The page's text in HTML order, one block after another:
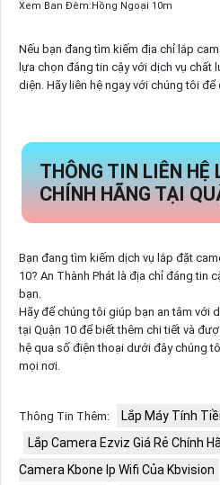
Xem Ban Đêm:Hồng Ngoại 10m
Nếu bạn đang tìm kiếm địa chỉ lắp
lựa chọn đáng tin cậy với dịch vụ chất
diện. Hãy liên hệ ngay với chúng tôi
THÔNG TIN LIÊN HỆ
CHÍNH HÃNG TẠI
Bạn đang tìm kiếm dịch vụ lắp đặt
10? An Thành Phát là địa chỉ đáng tin
bạn.
Hãy để chúng tôi giúp bạn an tâm với
tại Quận 10 để biết thêm chi tiết và
hệ qua số điện thoại dưới đây chúng
mọi nơi.
Thông Tin Thêm:
Lắp Máy Tính
Lắp Camera Ezviz Giá Rẻ Chính
Camera Kbone Ip Wifi Của Kbvision